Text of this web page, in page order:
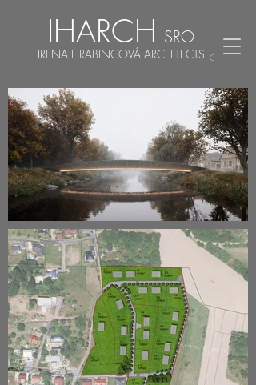
IHARCH SRO
IRENA HRABINCOVÁ ARCHITECTS CZ EN